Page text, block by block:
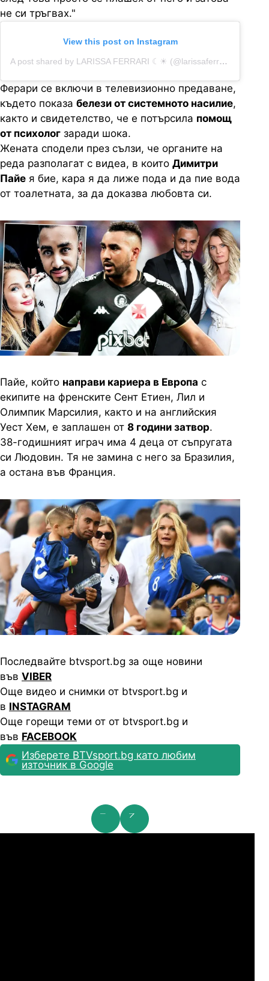
не си тръгвах."
View this post on Instagram
A post shared by LARISSA FERRARI ☾☀︎ (@larissaferrarif)
Ферари се включи в телевизионно предаване,
където показа белези от системното насилие,
както и свидетелство, че е потърсила помощ
от психолог заради шока.
Жената сподели през сълзи, че органите на
реда разполагат с видеа, в които Димитри
Пайе я бие, кара я да лиже пода и да пие вода
от тоалетната, за да доказва любовта си.
Пайе, който направи кариера в Европа с
екипите на френските Сент Етиен, Лил и
Олимпик Марсилия, както и на английския
Уест Хем, е заплашен от 8 години затвор.
38-годишният играч има 4 деца от съпругата
си Людовин. Тя не замина с него за Бразилия,
а остана във Франция.
Последвайте btvsport.bg за още новини
във VIBER
Още видео и снимки от btvsport.bg и
в INSTAGRAM
Още горещи теми от от btvsport.bg и
във FACEBOOK
Изберете BTVsport.bg като любим
източник в Google